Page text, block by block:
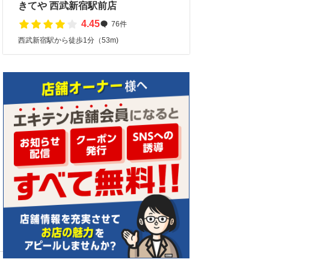
きてや 西武新宿駅前店
4.45
76件
西武新宿駅から徒歩1分（53m)